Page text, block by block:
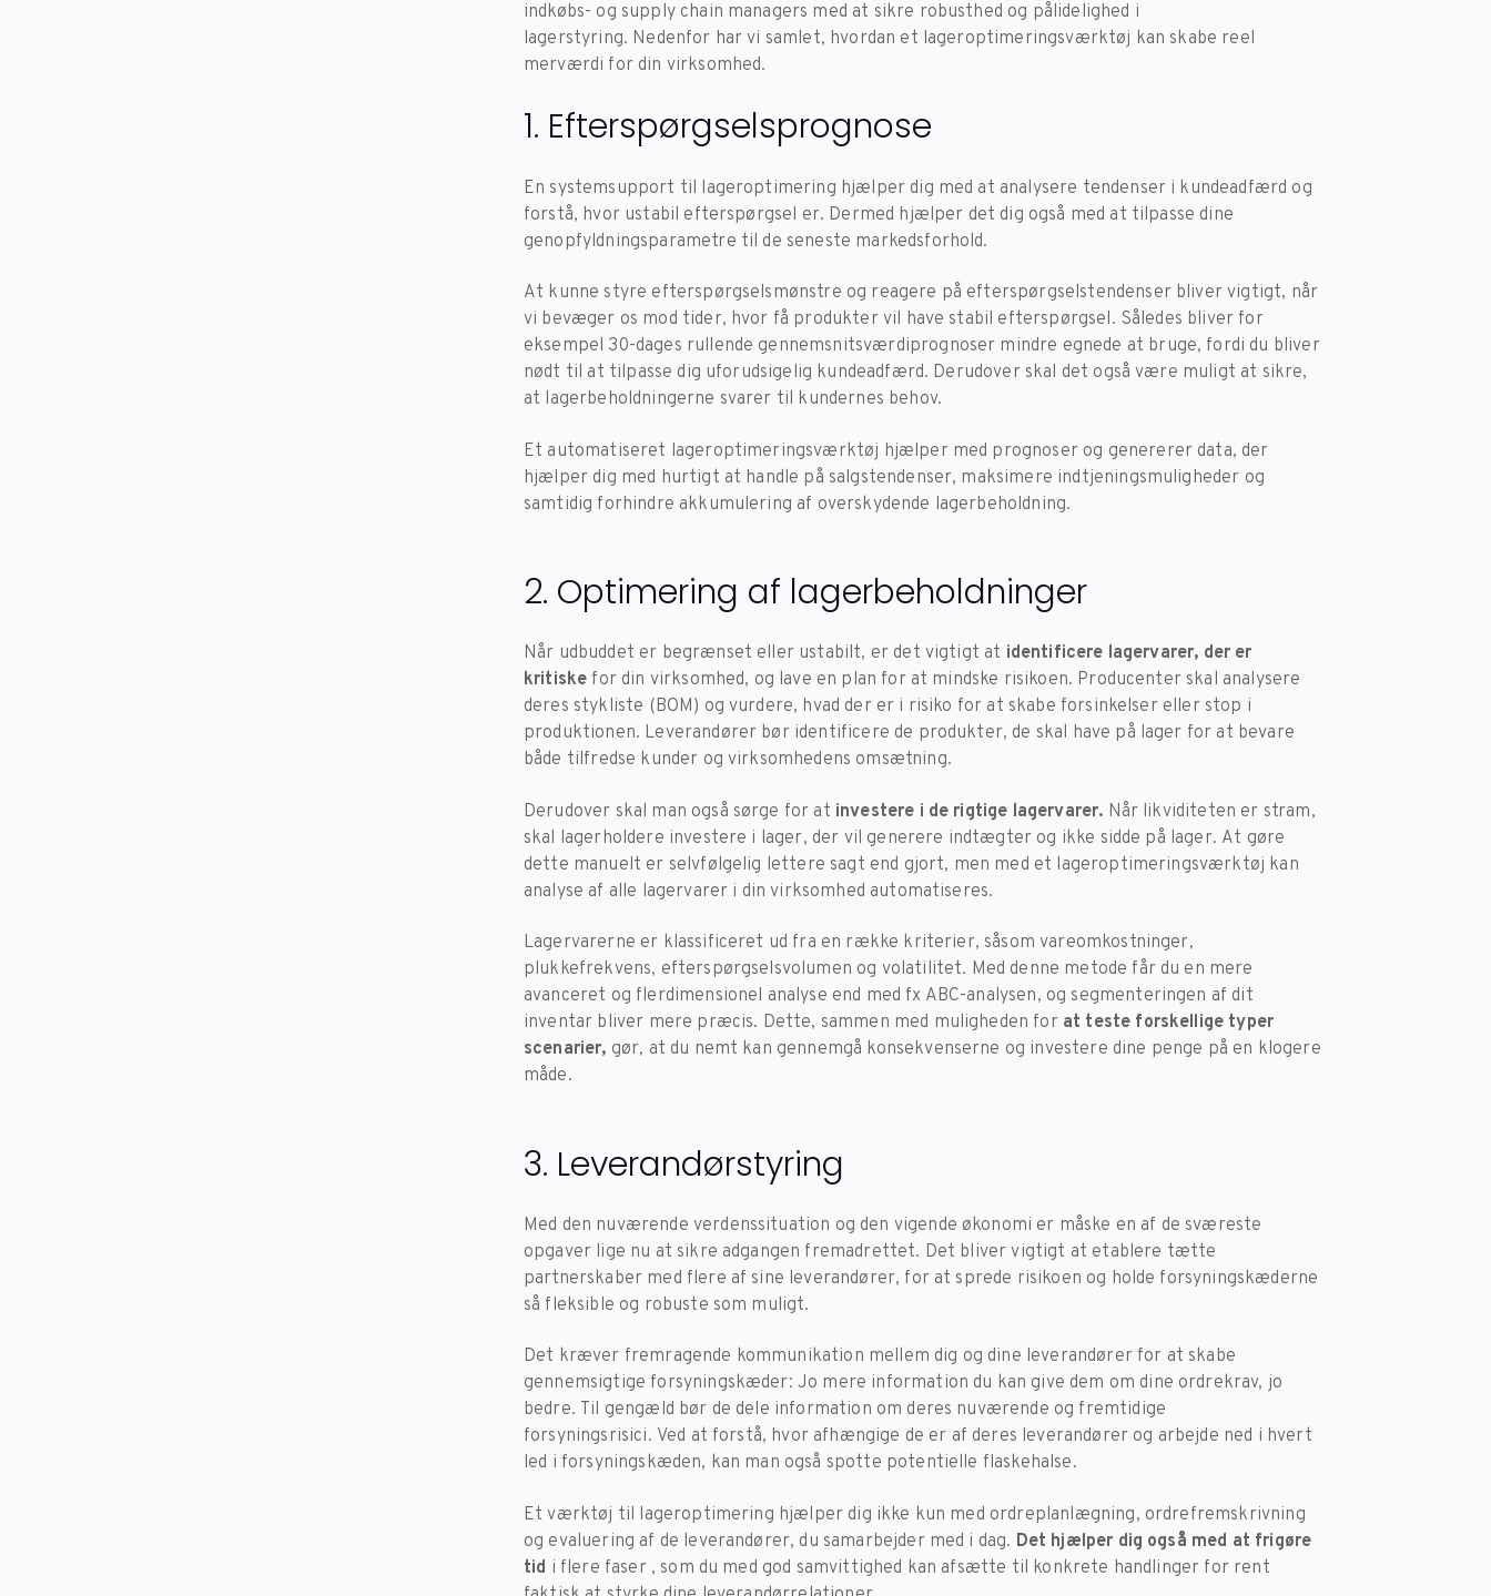
indkøbs- og supply chain managers med at sikre robusthed og pålidelighed i
lagerstyring. Nedenfor har vi samlet, hvordan et lageroptimeringsværktøj kan skabe reel
merværdi for din virksomhed.
1. Efterspørgselsprognose
En systemsupport til lageroptimering hjælper dig med at analysere tendenser i kundeadfærd og
forstå, hvor ustabil efterspørgsel er. Dermed hjælper det dig også med at tilpasse dine
genopfyldningsparametre til de seneste markedsforhold.
At kunne styre efterspørgselsmønstre og reagere på efterspørgselstendenser bliver vigtigt, når
vi bevæger os mod tider, hvor få produkter vil have stabil efterspørgsel. Således bliver for
eksempel 30-dages rullende gennemsnitsværdiprognoser mindre egnede at bruge, fordi du bliver
nødt til at tilpasse dig uforudsigelig kundeadfærd. Derudover skal det også være muligt at sikre,
at lagerbeholdningerne svarer til kundernes behov.
Et automatiseret lageroptimeringsværktøj hjælper med prognoser og genererer data, der
hjælper dig med hurtigt at handle på salgstendenser, maksimere indtjeningsmuligheder og
samtidig forhindre akkumulering af overskydende lagerbeholdning.
2. Optimering af lagerbeholdninger
Når udbuddet er begrænset eller ustabilt, er det vigtigt at identificere lagervarer, der er
kritiske for din virksomhed, og lave en plan for at mindske risikoen. Producenter skal analysere
deres stykliste (BOM) og vurdere, hvad der er i risiko for at skabe forsinkelser eller stop i
produktionen. Leverandører bør identificere de produkter, de skal have på lager for at bevare
både tilfredse kunder og virksomhedens omsætning.
Derudover skal man også sørge for at investere i de rigtige lagervarer. Når likviditeten er stram,
skal lagerholdere investere i lager, der vil generere indtægter og ikke sidde på lager. At gøre
dette manuelt er selvfølgelig lettere sagt end gjort, men med et lageroptimeringsværktøj kan
analyse af alle lagervarer i din virksomhed automatiseres.
Lagervarerne er klassificeret ud fra en række kriterier, såsom vareomkostninger,
plukkefrekvens, efterspørgselsvolumen og volatilitet. Med denne metode får du en mere
avanceret og flerdimensionel analyse end med fx ABC-analysen, og segmenteringen af ​​dit
inventar bliver mere præcis. Dette, sammen med muligheden for at teste forskellige typer
scenarier, gør, at du nemt kan gennemgå konsekvenserne og investere dine penge på en klogere
måde.
3. Leverandørstyring
Med den nuværende verdenssituation og den vigende økonomi er måske en af ​​de sværeste
opgaver lige nu at sikre adgangen fremadrettet. Det bliver vigtigt at etablere tætte
partnerskaber med flere af sine leverandører, for at sprede risikoen og holde forsyningskæderne
så fleksible og robuste som muligt.
Det kræver fremragende kommunikation mellem dig og dine leverandører for at skabe
gennemsigtige forsyningskæder: Jo mere information du kan give dem om dine ordrekrav, jo
bedre. Til gengæld bør de dele information om deres nuværende og fremtidige
forsyningsrisici. Ved at forstå, hvor afhængige de er af deres leverandører og arbejde ned i hvert
led i forsyningskæden, kan man også spotte potentielle flaskehalse.
Et værktøj til lageroptimering hjælper dig ikke kun med ordreplanlægning, ordrefremskrivning
og evaluering af de leverandører, du samarbejder med i dag. Det hjælper dig også med at frigøre
tid i flere faser , som du med god samvittighed kan afsætte til konkrete handlinger for rent